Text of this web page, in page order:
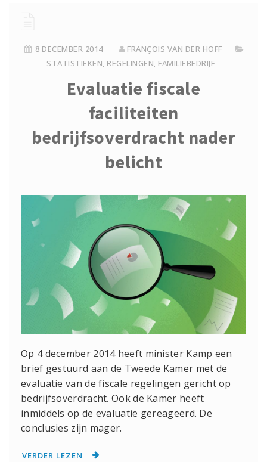
8 DECEMBER 2014
FRANÇOIS VAN DER HOFF
STATISTIEKEN, REGELINGEN, FAMILIEBEDRIJF
Evaluatie fiscale
faciliteiten
bedrijfsoverdracht nader
belicht
Op 4 december 2014 heeft minister Kamp een
brief gestuurd aan de Tweede Kamer met de
evaluatie van de fiscale regelingen gericht op
bedrijfsoverdracht. Ook de Kamer heeft
inmiddels op de evaluatie gereageerd. De
conclusies zijn mager.
VERDER LEZEN